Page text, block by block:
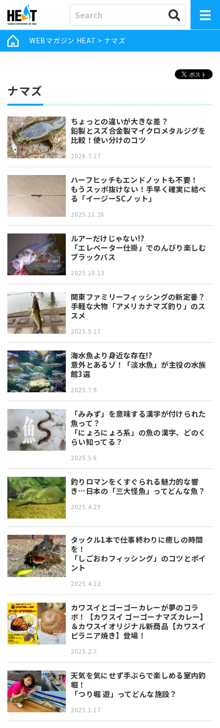
WEBマガジン HEAT > ナマズ
ナマズ
ちょっとの違いが大きな差？
鉛製とスズ合金製マイクロメタルジグを
比較！使い分けのコツ
2026.7.27
ハーフヒッチもエンドノットも不要！
もうスッポ抜けない！手早く確実に結べ
る「イージーSCノット」
2025.11.26
ルアーだけじゃない!?
「エレベーター仕掛」でのんびり楽しむ
ブラックバス
2025.10.13
関東ファミリーフィッシングの新定番？
手軽な大物「アメリカナマズ釣り」のス
スメ
2025.9.17
海水魚より身近な存在!?
意外とあるゾ！「淡水魚」が主役の水族
館3選
2025.7.9
「みみず」を意味する漢字が付けられた
魚って？
「にょろにょろ系」の魚の漢字、どのく
らい知ってる？
2025.5.6
釣りロマンをくすぐられる魅力的な響
き…日本の「三大怪魚」ってどんな魚？
2025.4.29
タックル1本で仕事終わりに癒しの時間
を！
「しごおわフィッシング」のコツとポイ
ント
2025.4.22
カワスイとゴーゴーカレーが夢のコラ
ボ！【カワスイ ゴーゴーナマズカレー】
＆カワスイオリジナル新商品【カワスイ
ピラニア焼き】登場！
2025.2.7
天気を気にせず手ぶらで楽しめる室内釣
堀！
「つり堀 遊」ってどんな施設？
2025.1.17